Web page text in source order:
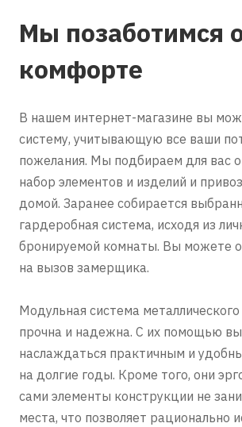
Мы позаботимся
комфорте
В нашем интернет-магазине вы
систему, учитывающую все ваши
пожелания. Мы подбираем для вас
набор элементов и изделий и
домой. Заранее собирается
гардеробная система, исходя из
бронируемой комнаты. Вы можете
на вызов замерщика.
Модульная система
прочна и надежна. С их помощью
наслаждаться практичным и
на долгие годы. Кроме того, они
сами элементы конструкции не
места, что позволяет рационально